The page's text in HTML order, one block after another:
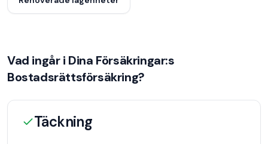
Vad ingår i Dina Försäkringar:s
Bostadsrättsförsäkring?
Täckning